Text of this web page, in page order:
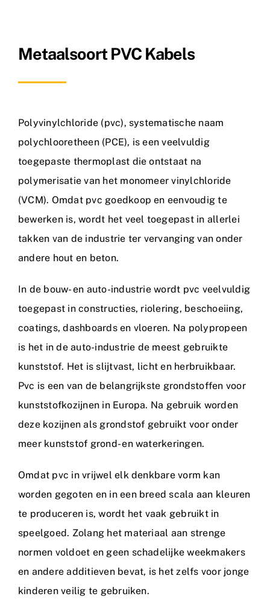
FAQ
Nieuws
Contact
Metaalsoort PVC Kabels
Polyvinylchloride (pvc), systematische naam
polychlooretheen (PCE), is een veelvuldig
toegepaste thermoplast die ontstaat na
polymerisatie van het monomeer vinylchloride
(VCM). Omdat pvc goedkoop en eenvoudig te
bewerken is, wordt het veel toegepast in allerlei
takken van de industrie ter vervanging van onder
andere hout en beton.
In de bouw- en auto-industrie wordt pvc veelvuldig
toegepast in constructies, riolering, beschoeiing,
coatings, dashboards en vloeren. Na polypropeen
is het in de auto-industrie de meest gebruikte
kunststof. Het is slijtvast, licht en herbruikbaar.
Pvc is een van de belangrijkste grondstoffen voor
kunststofkozijnen in Europa. Na gebruik worden
deze kozijnen als grondstof gebruikt voor onder
meer kunststof grond- en waterkeringen.
Omdat pvc in vrijwel elk denkbare vorm kan
worden gegoten en in een breed scala aan kleuren
te produceren is, wordt het vaak gebruikt in
speelgoed. Zolang het materiaal aan strenge
normen voldoet en geen schadelijke weekmakers
en andere additieven bevat, is het zelfs voor jonge
kinderen veilig te gebruiken.